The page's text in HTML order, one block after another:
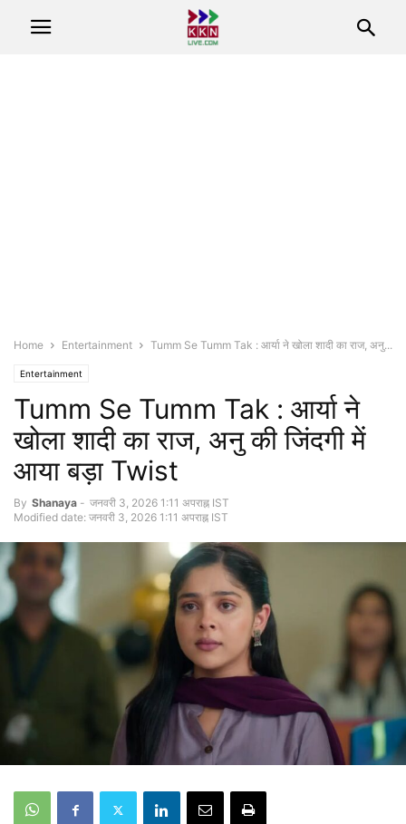
Home Entertainment Tumm Se Tumm Tak : आर्या ने खोला शादी का राज, अनु...
Entertainment
Tumm Se Tumm Tak : आर्या ने
खोला शादी का राज, अनु की जिंदगी में
आया बड़ा Twist
By Shanaya - जनवरी 3, 2026 1:11 अपराह्न IST
Modified date: जनवरी 3, 2026 1:11 अपराह्न IST